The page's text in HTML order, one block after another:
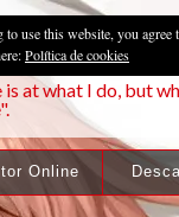
at what I do, but
Online
use this website, you agree
Política de cookies